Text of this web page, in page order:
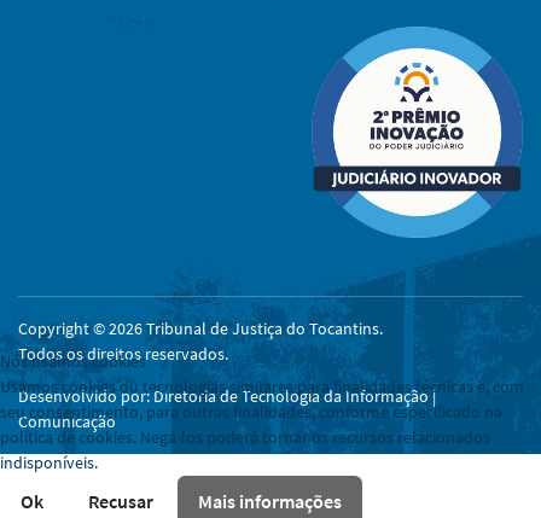
Copyright © 2026 Tribunal de Justiça do Tocantins.
Todos os direitos reservados.
Desenvolvido por: Diretoria de Tecnologia da Informação |
Comunicação
Nós usamos cookies
Usamos cookies ou tecnologias similares para finalidades técnicas e, com
seu consentimento, para outras finalidades, conforme especificado na
política de cookies. Negá-los poderá tornar os recursos relacionados
indisponíveis.
Ok Recusar Mais informações